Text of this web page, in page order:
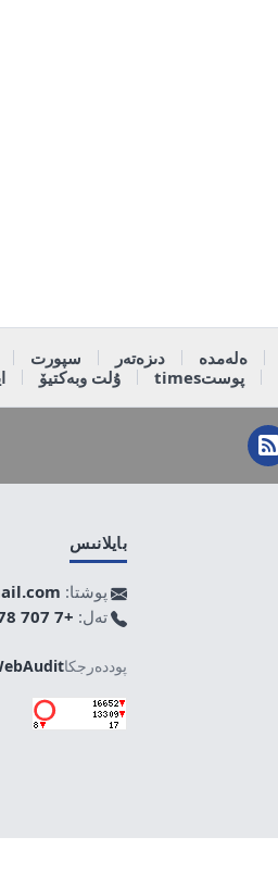
ەلەمدە دىزەتەر سپورت
پوستtimes ۇلت وبەكتيۆ
بايلانىس
پوشتا:
تەل: +7 707 878 85 89
پوددەرجكا